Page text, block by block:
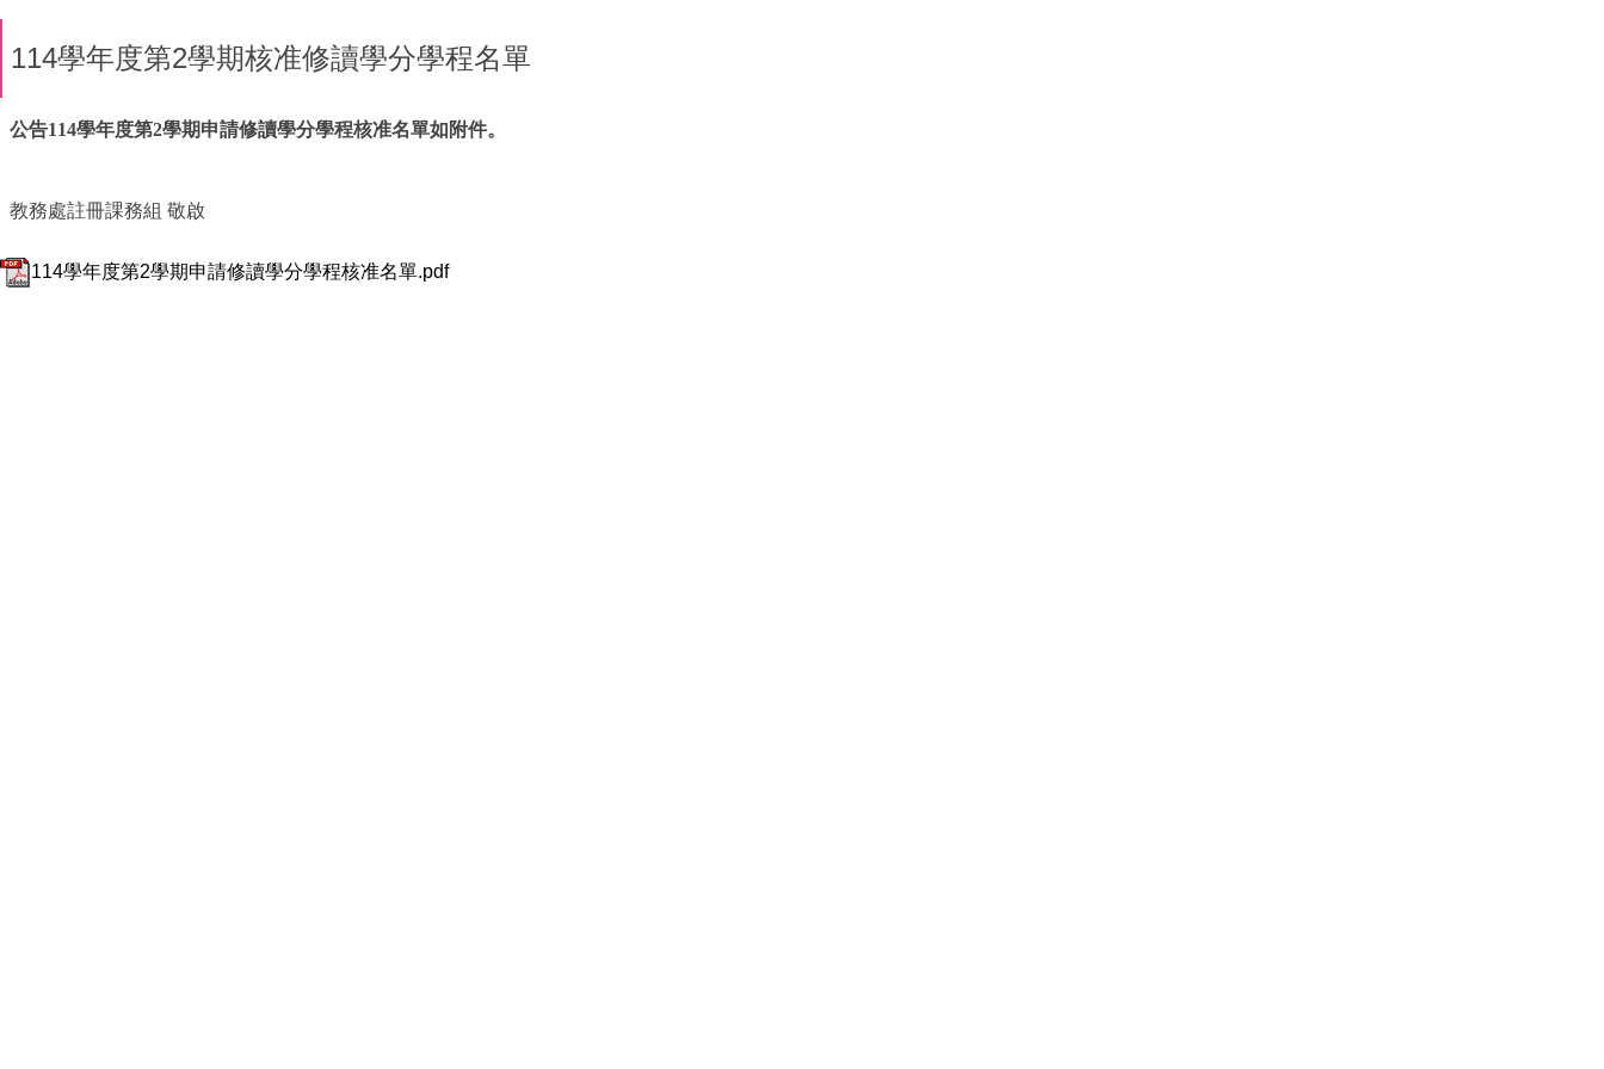
114學年度第2學期核准修讀學分學程名單
公告114學年度第2學期申請修讀學分學程核准名單如附件。
教務處註冊課務組 敬啟
114學年度第2學期申請修讀學分學程核准名單.pdf